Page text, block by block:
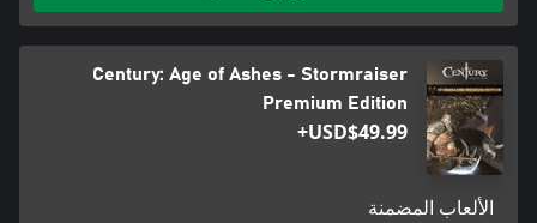
Century: Age of Ashes - Stormraiser
Premium Edition
USD$49.99+
الألعاب المضمنة